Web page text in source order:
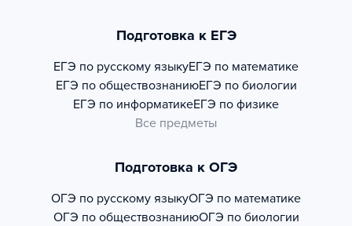
Подготовка к ЕГЭ
ЕГЭ по русскому языкуЕГЭ по математике
ЕГЭ по обществознаниюЕГЭ по биологии
ЕГЭ по информатикеЕГЭ по физике
Все предметы
Подготовка к ОГЭ
ОГЭ по русскому языкуОГЭ по математике
ОГЭ по обществознаниюОГЭ по биологии